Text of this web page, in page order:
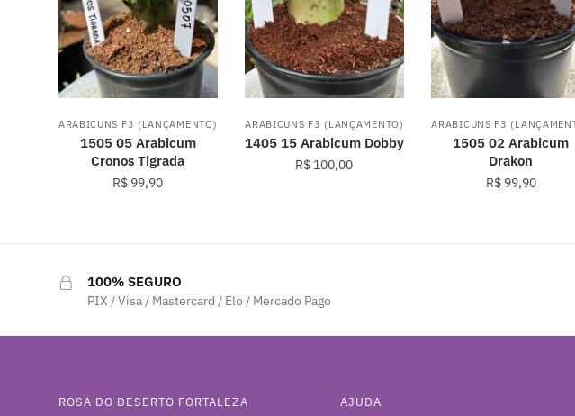
ARABICUNS F3 (LANÇAMENTO)
1505 05 Arabicum
Cronos Tigrada
R$ 99,90
ARABICUNS F3 (LANÇAMENTO)
1405 15 Arabicum Dobby
R$ 100,00
ARABICUNS F3
1505 02 Arabicum
Drakon
R$99,90
100% SEGURO
PIX / Visa / Mastercard / Elo / Mercado Pago
ROSA DO DESERTO FORTALEZA AJUDA